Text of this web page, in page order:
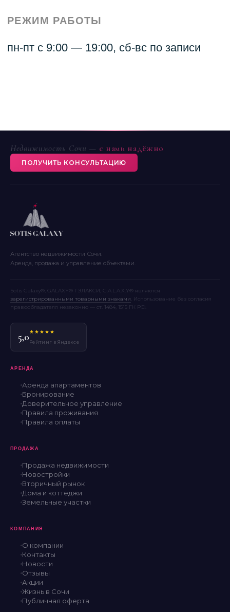
Недвижимость Сочи — с нами надёжно
ПОЛУЧИТЬ КОНСУЛЬТАЦИЮ
Агентство недвижимости Сочи.
Аренда, продажа и управление объектами.
Sotis Galaxy®, GALAXY® ГЭЛАКСИ, G.A.L.A.X.Y® являются
зарегистрированными товарными знаками . Использование без согласия
правообладателя незаконно — ст. 1484, 1515 ГК РФ.
5,0★★★★★
Рейтинг в Яндексе
АРЕНДА
Аренда апартаментов
Бронирование
Доверительное управление
Правила проживания
Правила оплаты
ПРОДАЖА
Продажа недвижимости
Новостройки
Вторичный рынок
Дома и коттеджи
Земельные участки
КОМПАНИЯ
О компании
Контакты
Новости
Отзывы
Акции
Жизнь в Сочи
Публичная оферта